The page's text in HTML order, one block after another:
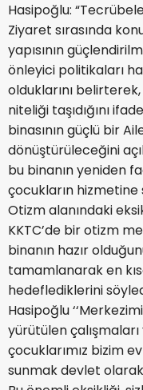
Hasipoğlu:
Ziyaret sırasında
yapısının
önleyici politikaları
olduklarını belirterek,
niteliği taşıdığını
binasının güçlü bir
dönüştürüleceğini
bu binanın yeniden
çocukların hizmetine
Otizm alanındaki
KKTC’de bir otizm
binanın hazır
tamamlanarak en
hedeflediklerini
Hasipoğlu
yürütülen
çocuklarımız bizim
sunmak devlet